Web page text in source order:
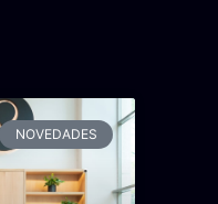
NOVEDADES